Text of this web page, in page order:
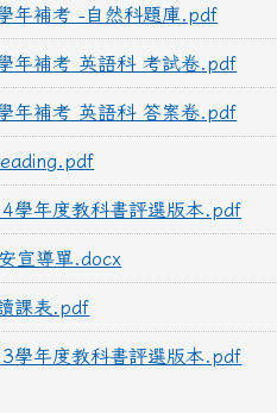
年補考 -自然科題庫.pdf
年補考 英語科 考試卷.pdf
年補考 英語科 答案卷.pdf
學年度教科書評選版本.pdf
宣導單.docx
課表.pdf
學年度教科書評選版本.pdf